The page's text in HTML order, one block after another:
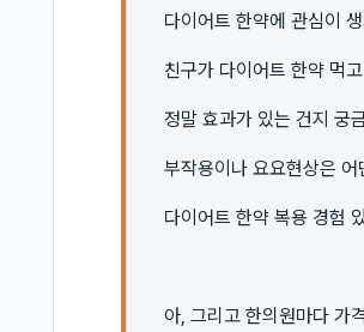
다이어트 한약에 관심이
친구가 다이어트 한약 먹
정말 효과가 있는 건지 궁
부작용이나 요요현상은
다이어트 한약 복용 경험
아, 그리고 한의원마다 가